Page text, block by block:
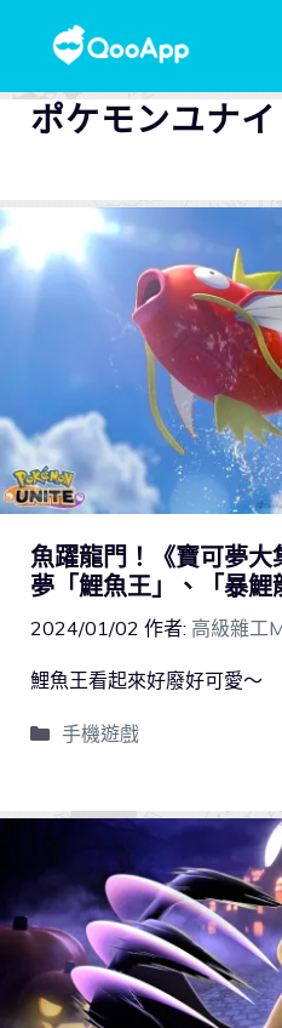
ポケモンユナイ
魚躍龍門！《寶可夢
夢「鯉魚王」、「暴
2024/01/02 作者: 高級雜工
鯉魚王看起來好廢好可愛～
手機遊戲